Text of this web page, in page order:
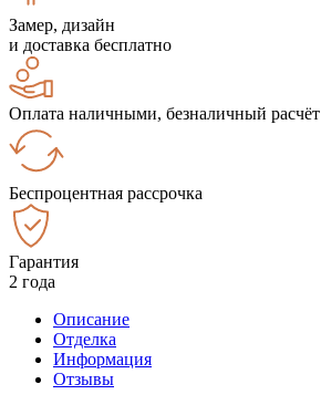
Замер, дизайн
и доставка бесплатно
Оплата наличными, безналичный расчёт
Беспроцентная рассрочка
Гарантия
2 года
Описание
Отделка
Информация
Отзывы